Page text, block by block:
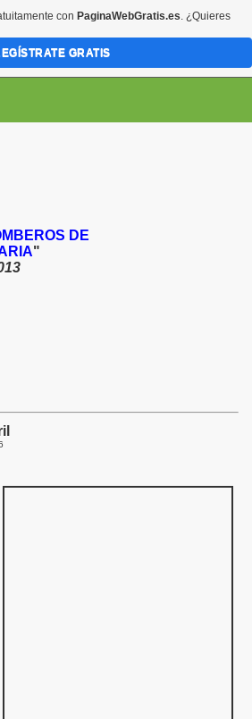
DE
"
con PaginaWebGratis.es. ¿Quieres
GRATIS